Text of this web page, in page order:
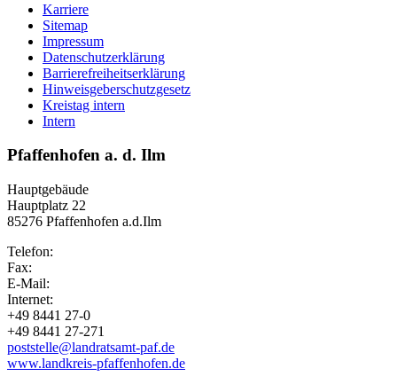
Karriere
Sitemap
Impressum
Datenschutzerklärung
Barrierefreiheitserklärung
Hinweisgeberschutzgesetz
Kreistag intern
Intern
Pfaffenhofen a. d. Ilm
Hauptgebäude
Hauptplatz 22
85276 Pfaffenhofen a.d.Ilm
Telefon:
Fax:
E-Mail:
Internet:
+49 8441 27-0
+49 8441 27-271
poststelle@landratsamt-paf.de
www.landkreis-pfaffenhofen.de